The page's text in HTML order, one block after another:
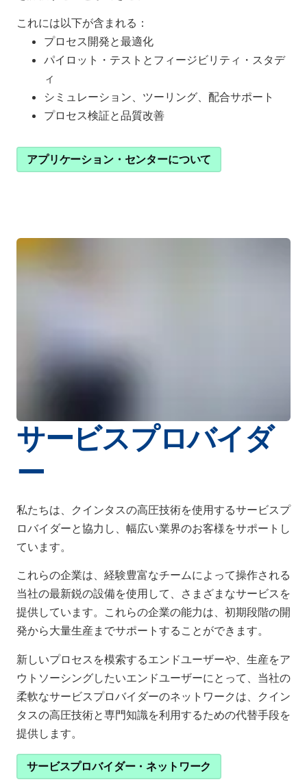
これには以下が含まれる：
プロセス開発と最適化
パイロット・テストとフィージビリティ・スタデ
ィ
シミュレーション、ツーリング、配合サポート
プロセス検証と品質改善
アプリケーション・センターについて
サービスプロバイダ
ー
私たちは、クインタスの高圧技術を使用するサービスプ
ロバイダーと協力し、幅広い業界のお客様をサポートし
ています。
これらの企業は、経験豊富なチームによって操作される
当社の最新鋭の設備を使用して、さまざまなサービスを
提供しています。これらの企業の能力は、初期段階の開
発から大量生産までサポートすることができます。
新しいプロセスを模索するエンドユーザーや、生産をア
ウトソーシングしたいエンドユーザーにとって、当社の
柔軟なサービスプロバイダーのネットワークは、クイン
タスの高圧技術と専門知識を利用するための代替手段を
提供します。
サービスプロバイダー・ネットワーク